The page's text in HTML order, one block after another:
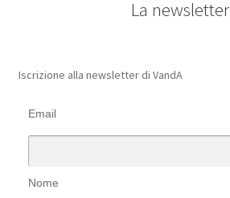
La newsletter
Iscrizione alla newsletter di VandA
Email
Nome